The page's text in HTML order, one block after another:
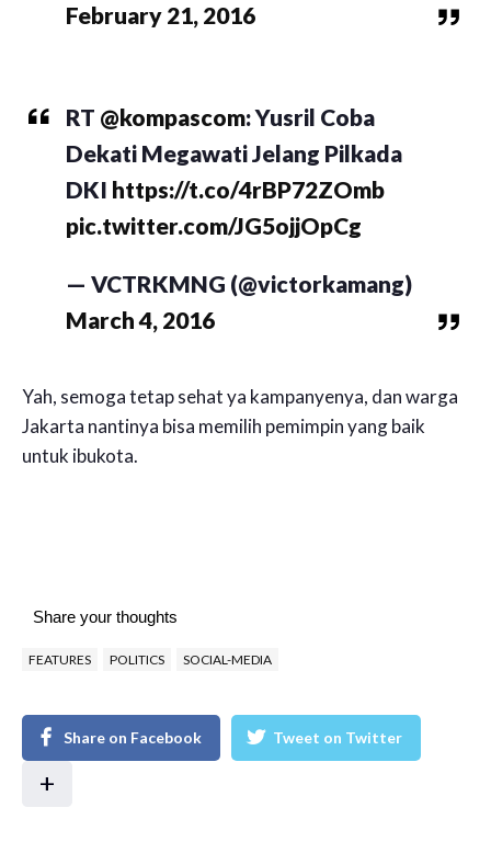
February 21, 2016
RT @kompascom: Yusril Coba
Dekati Megawati Jelang Pilkada
DKI https://t.co/4rBP72ZOmb
pic.twitter.com/JG5ojjOpCg
— VCTRKMNG (@victorkamang)
March 4, 2016
Yah, semoga tetap sehat ya kampanyenya, dan warga
Jakarta nantinya bisa memilih pemimpin yang baik
untuk ibukota.
Share your thoughts
FEATURES POLITICS SOCIAL-MEDIA
Share on Facebook Tweet on Twitter
+